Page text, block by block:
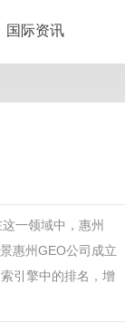
国际资讯
一领域中，惠州
惠州GEO公司成立
引擎中的排名，增